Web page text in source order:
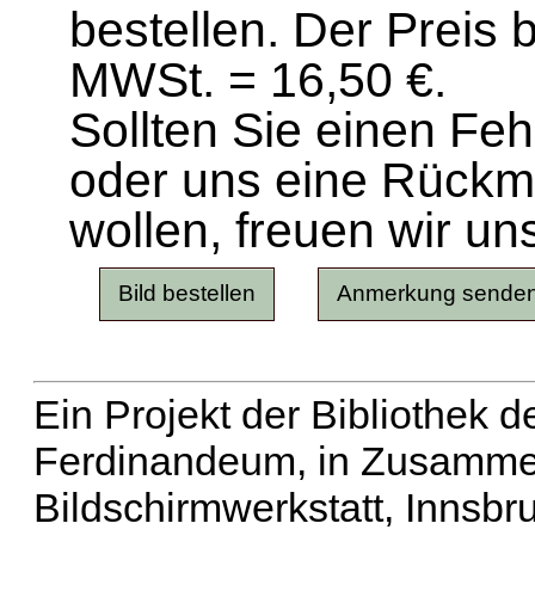
bestellen. Der Preis
MWSt. = 16,50 €.
Sollten Sie einen
oder uns eine
wollen, freuen wir
Ein Projekt der Bibliothek
Ferdinandeum, in
Bildschirmwerkstatt,